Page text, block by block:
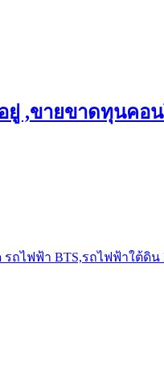
ยู่ ,ขายขาดทุนคอ
ถไฟฟ้า BTS,รถไฟฟ้าใต้ดิ